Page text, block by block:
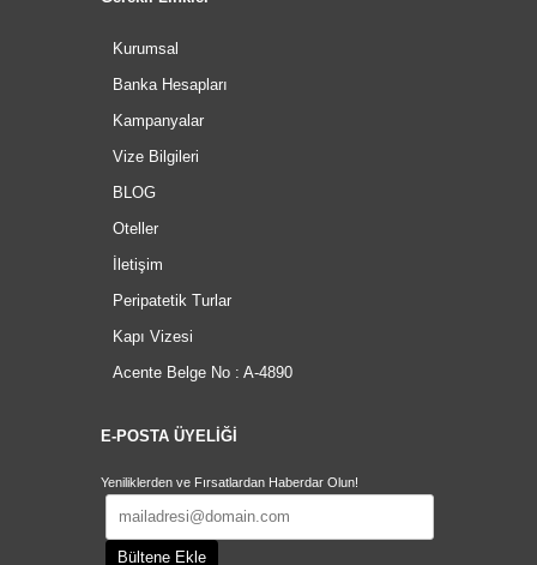
Kurumsal
Banka Hesapları
Kampanyalar
Vize Bilgileri
BLOG
Oteller
İletişim
Peripatetik Turlar
Kapı Vizesi
Acente Belge No : A-4890
E-POSTA ÜYELİĞİ
Yeniliklerden ve Fırsatlardan Haberdar Olun!